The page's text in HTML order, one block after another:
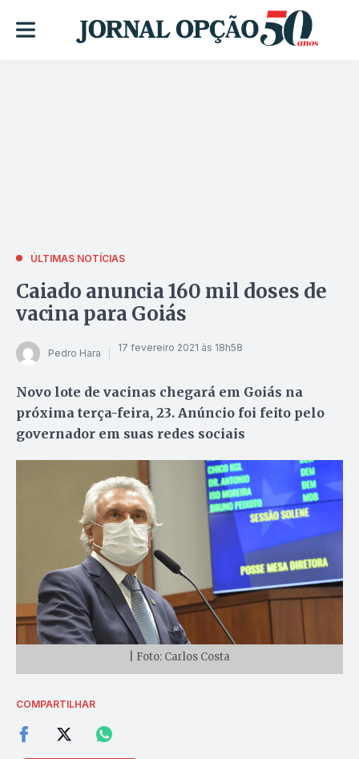
ÚLTIMAS NOTÍCIAS
Caiado anuncia 160 mil doses de
vacina para Goiás
Pedro Hara 17 fevereiro 2021 às 18h58
Novo lote de vacinas chegará em Goiás na
próxima terça-feira, 23. Anúncio foi feito pelo
governador em suas redes sociais
| Foto: Carlos Costa
COMPARTILHAR